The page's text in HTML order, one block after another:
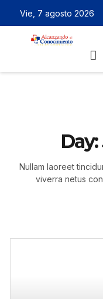
Vie, 7 agosto 2026
Day:
Nullam laoreet
viverra netus